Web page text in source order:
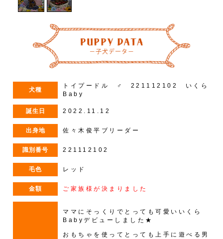
犬種
トイプードル ♂ 221112102 いくら
Baby
誕生日 2022.11.12
出身地 佐々木俊平ブリーダー
識別番号 221112102
毛色 レッド
金額 ご家族様が決まりました
ママにそっくりでとっても可愛いいくら
Babyデビューしました★
おもちゃを使ってとっても上手に遊べる男